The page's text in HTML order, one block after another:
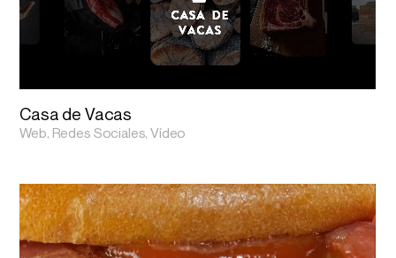
Casa de Vacas
Web, Redes Sociales, Vídeo